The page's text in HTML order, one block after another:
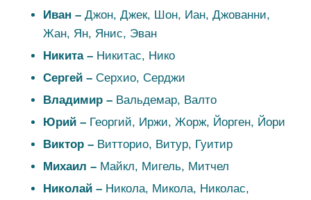
Иван – Джон, Джек, Шон, Иан, Джованни,
Жан, Ян, Янис, Эван
Никита – Никитас, Нико
Сергей – Серхио, Серджи
Владимир – Вальдемар, Валто
Юрий – Георгий, Иржи, Жорж, Йорген, Йори
Виктор – Витторио, Витур, Гуитир
Михаил – Майкл, Мигель, Митчел
Николай – Никола, Микола, Николас,